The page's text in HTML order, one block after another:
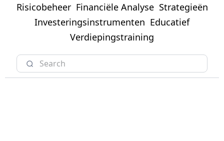
Risicobeheer Financiële Analyse Strategieën
Investeringsinstrumenten Educatief
Verdiepingstraining